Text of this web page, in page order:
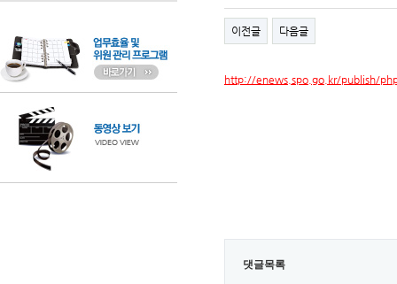
이전글 다음글
http://enews.spo.go.kr/publish/
댓글목록